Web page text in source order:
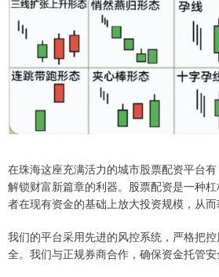
在珠海这座充满活力的城市股票配资平台
解锁财富新篇章的利器。股票配资是一种
者在现有资金的基础上放大投资规模，从而
我们的平台采用先进的风控系统，严格把
全。我们与正规券商合作，确保资金托管安